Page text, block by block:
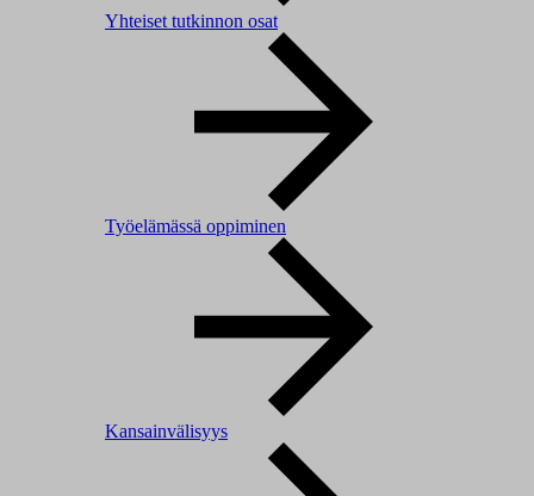
Yhteiset tutkinnon osat
Työelämässä oppiminen
Kansainvälisyys